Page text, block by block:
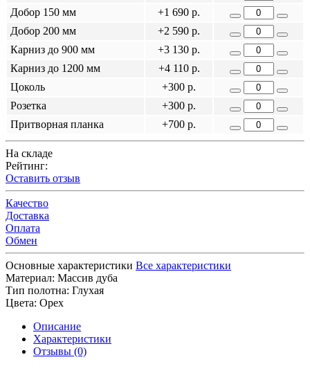
Добор 150 мм
+1 690 р.
Добор 200 мм
+2 590 р.
Карниз до 900 мм
+3 130 р.
Карниз до 1200 мм
+4 110 р.
Цоколь
+300 р.
Розетка
+300 р.
Притворная планка
+700 р.
На складе
Рейтинг:
Оставить отзыв
Качество
Доставка
Оплата
Обмен
Основные характеристики Все характеристики
Материал: Массив дуба
Тип полотна: Глухая
Цвета: Орех
Описание
Характеристики
Отзывы (0)